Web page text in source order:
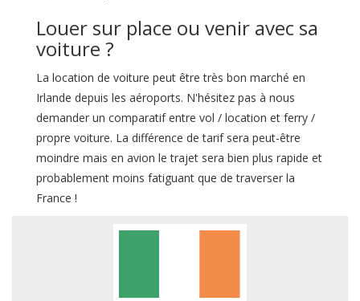
Louer sur place ou venir avec sa
voiture ?
La location de voiture peut être très bon marché en
Irlande depuis les aéroports. N'hésitez pas à nous
demander un comparatif entre vol / location et ferry /
propre voiture. La différence de tarif sera peut-être
moindre mais en avion le trajet sera bien plus rapide et
probablement moins fatiguant que de traverser la
France !